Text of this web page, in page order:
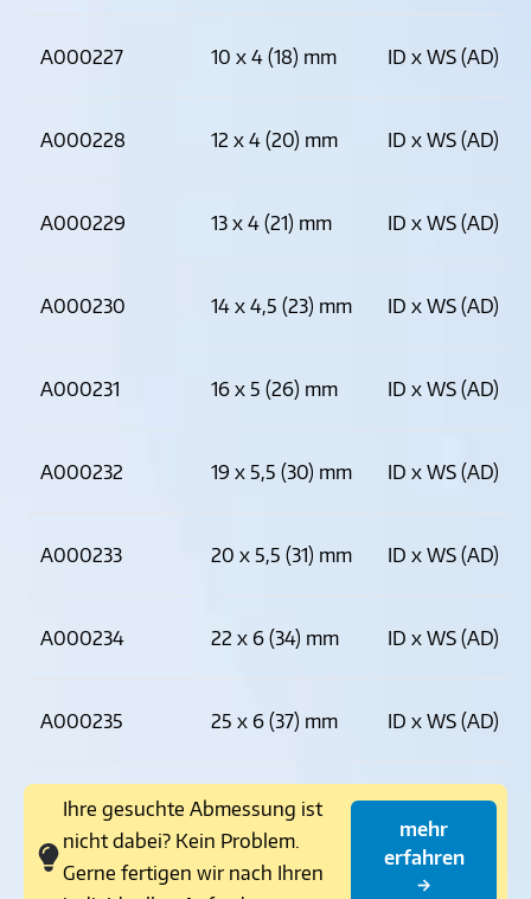
A000227 10 x 4 (18) mm ID x WS (AD)
A000228 12 x 4 (20) mm ID x WS (AD)
A000229 13 x 4 (21) mm ID x WS (AD)
A000230 14 x 4,5 (23) mm ID x WS (AD)
A000231 16 x 5 (26) mm ID x WS (AD)
A000232 19 x 5,5 (30) mm ID x WS (AD)
A000233 20 x 5,5 (31) mm ID x WS (AD)
A000234 22 x 6 (34) mm ID x WS (AD)
A000235 25 x 6 (37) mm ID x WS (AD)
Ihre gesuchte Abmessung ist
nicht dabei? Kein Problem.
Gerne fertigen wir nach Ihren
mehr
erfahren
→